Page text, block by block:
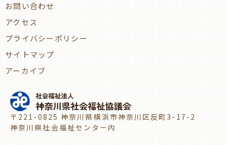
お問い合わせ
アクセス
プライバシーポリシー
サイトマップ
アーカイブ
〒221-0825 神奈川県横浜市神奈川区反町3-17-2
神奈川県社会福祉センター内